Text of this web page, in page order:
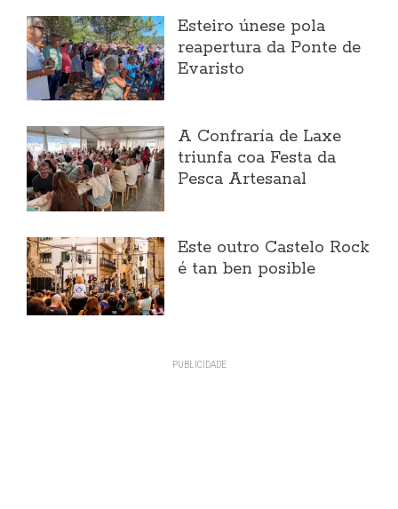
Esteiro únese pola
reapertura da Ponte de
Evaristo
A Confraría de Laxe
triunfa coa Festa da
Pesca Artesanal
Este outro Castelo Rock
é tan ben posible